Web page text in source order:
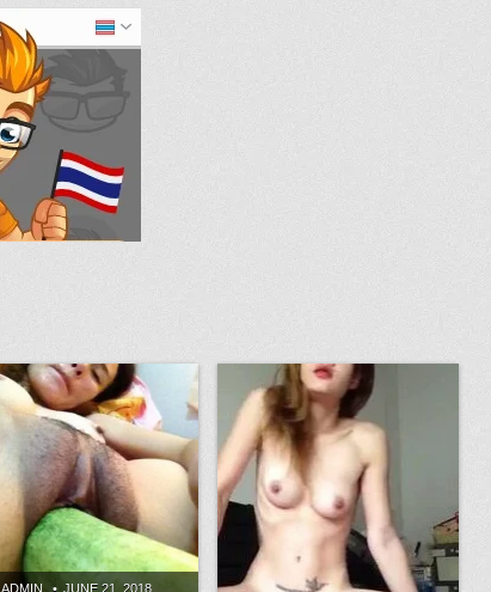
ADMIN JUNE 21, 2018